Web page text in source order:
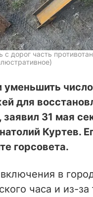
дорог часть
для
заявил 31 мая
Куртев.
горсовета.
в
часа и из-за